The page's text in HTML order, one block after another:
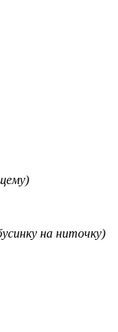
на ниточку)